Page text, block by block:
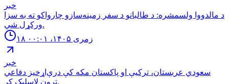
خبر
د مالدووا ولسمشره: د طالبانو د سفر زمینه‌سازو چارواکو ته به سزا
ورکړل شي.
۱۸ زمری ۱۴۰۵، ۰۰:۰۱
خبر
سعودي عربستان، ترکیې او پاکستان مکه کې درې‌اړخیز دفاعي
تړون لاسلیک کړ.